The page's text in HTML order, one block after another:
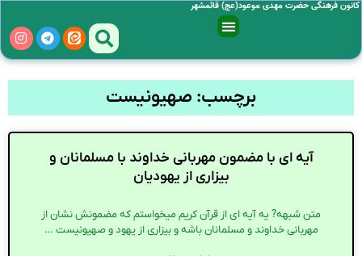
کانون فرهنگی حضرت مهدی موعود(عج) قائمشهر
برچسب: صهیونیست
آیه ای با مضمون مهربانی خداوند با مسلمانان و
بیزاری از یهودیان
متن شبهه? یه آیه ای از قرآن کریم میخواستم که مضمونش نشان از
مهربانی خداوند و مسلمانان باشه و بیزاری از یهود و صهیونیست …